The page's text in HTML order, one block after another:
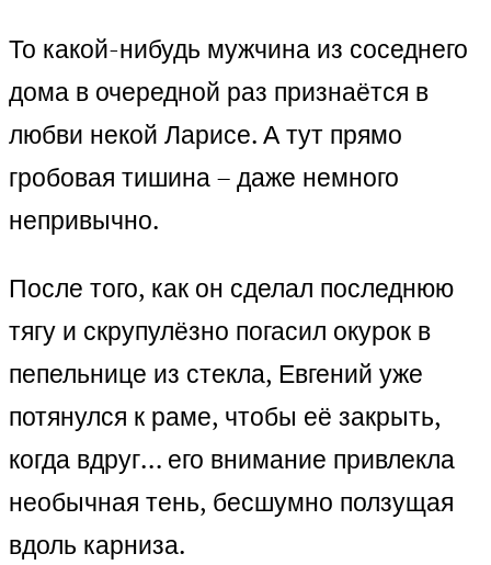
То какой-нибудь мужчина из соседнего
дома в очередной раз признаётся в
любви некой Ларисе. А тут прямо
гробовая тишина – даже немного
непривычно.
После того, как он сделал последнюю
тягу и скрупулёзно погасил окурок в
пепельнице из стекла, Евгений уже
потянулся к раме, чтобы её закрыть,
когда вдруг… его внимание привлекла
необычная тень, бесшумно ползущая
вдоль карниза.